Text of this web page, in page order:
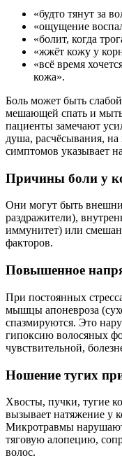
«будто тянут за
«ощущение
«болит, когда
«жжёт кожу у
«всё время
кожа».
Боль может быть
мешающей спать и
пациенты замечают
душа, расчёсывания,
симптомов указывает
Причины боли у
Они могут быть
раздражители),
иммунитет) или
факторов.
Повышенное
При постоянных
мышцы апоневроза
спазмируются. Это
гипоксию волосяных
чувствительной,
Ношение тугих
Хвосты, пучки, тугие
вызывает натяжение у
Микротравмы
тяговую алопецию,
волос.